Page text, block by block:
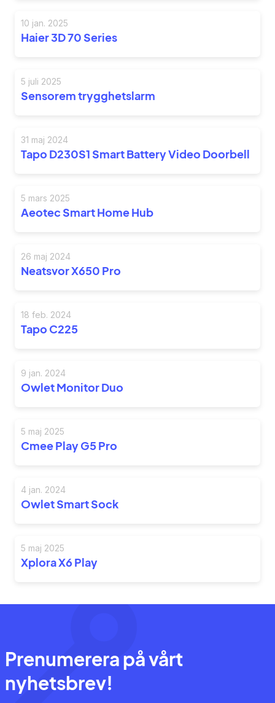
10 jan. 2025
Haier 3D 70 Series
5 juli 2025
Sensorem trygghetslarm
31 maj 2024
Tapo D230S1 Smart Battery Video Doorbell
5 mars 2025
Aeotec Smart Home Hub
26 maj 2024
Neatsvor X650 Pro
18 feb. 2024
Tapo C225
9 jan. 2024
Owlet Monitor Duo
5 maj 2025
Cmee Play G5 Pro
4 jan. 2024
Owlet Smart Sock
5 maj 2025
Xplora X6 Play
Prenumerera på vårt
nyhetsbrev!